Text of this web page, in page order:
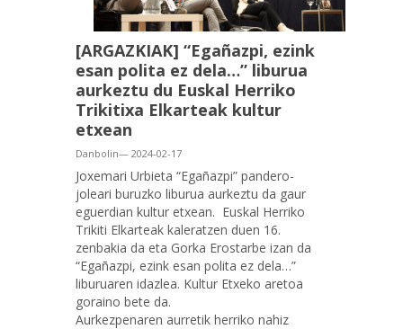
[ARGAZKIAK] “Egañazpi, ezink
esan polita ez dela…” liburua
aurkeztu du Euskal Herriko
Trikitixa Elkarteak kultur
etxean
Danbolin— 2024-02-17
Joxemari Urbieta “Egañazpi” pandero-
joleari buruzko liburua aurkeztu da gaur
eguerdian kultur etxean. Euskal Herriko
Trikiti Elkarteak kaleratzen duen 16.
zenbakia da eta Gorka Erostarbe izan da
“Egañazpi, ezink esan polita ez dela…”
liburuaren idazlea. Kultur Etxeko aretoa
goraino bete da.
Aurkezpenaren aurretik herriko nahiz